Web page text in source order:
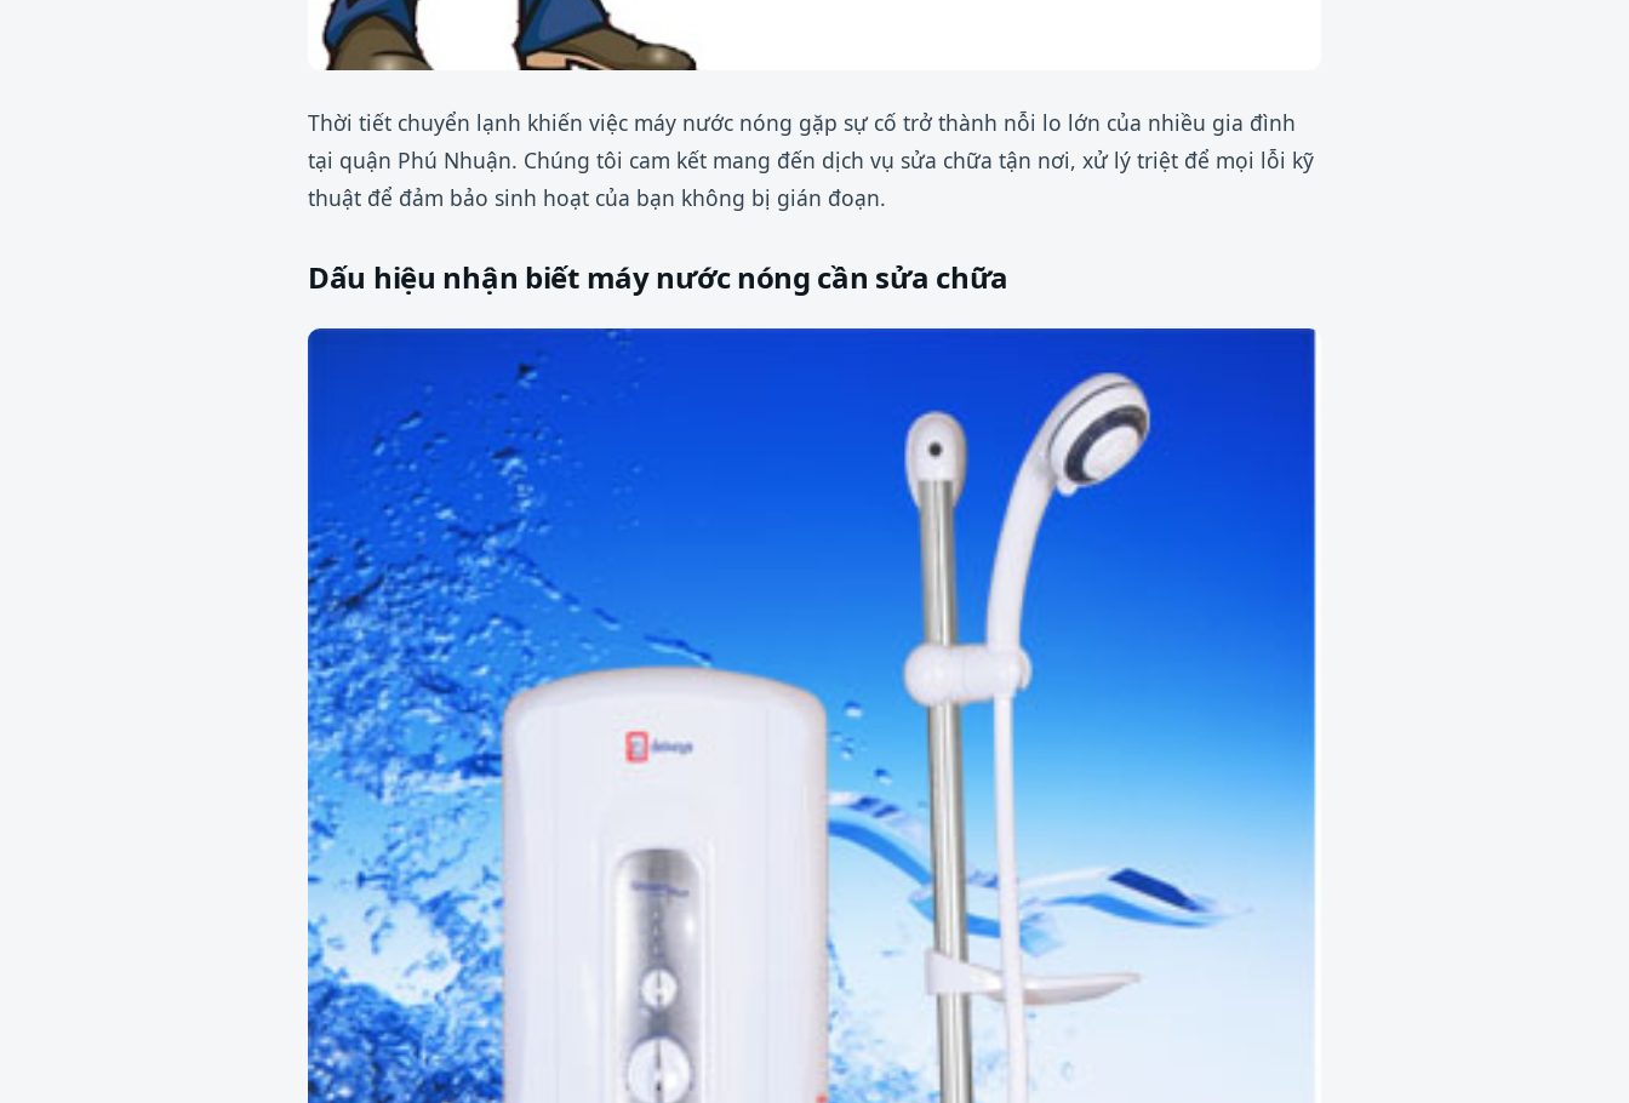
Thời tiết chuyển lạnh khiến việc máy nước nóng gặp sự cố trở thành nỗi lo lớn của nhiều gia đình
tại quận Phú Nhuận. Chúng tôi cam kết mang đến dịch vụ sửa chữa tận nơi, xử lý triệt để mọi lỗi kỹ
thuật để đảm bảo sinh hoạt của bạn không bị gián đoạn.
Dấu hiệu nhận biết máy nước nóng cần sửa chữa